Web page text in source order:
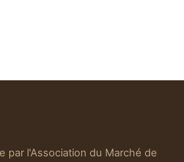
par l'Association du Marché de